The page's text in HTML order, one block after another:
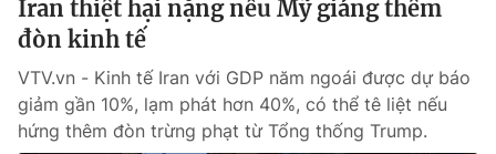
Phim VTV
Hậu trường
Nhân vật
Giải trí
Điện ảnh
Âm nhạc
Đời sống
Iran thiệt hại nặng nếu Mỹ giáng thêm
đòn kinh tế
VTV.vn - Kinh tế Iran với GDP năm ngoái được dự báo
giảm gần 10%, lạm phát hơn 40%, có thể tê liệt nếu
hứng thêm đòn trừng phạt từ Tổng thống Trump.